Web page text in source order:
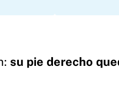
su pie derecho